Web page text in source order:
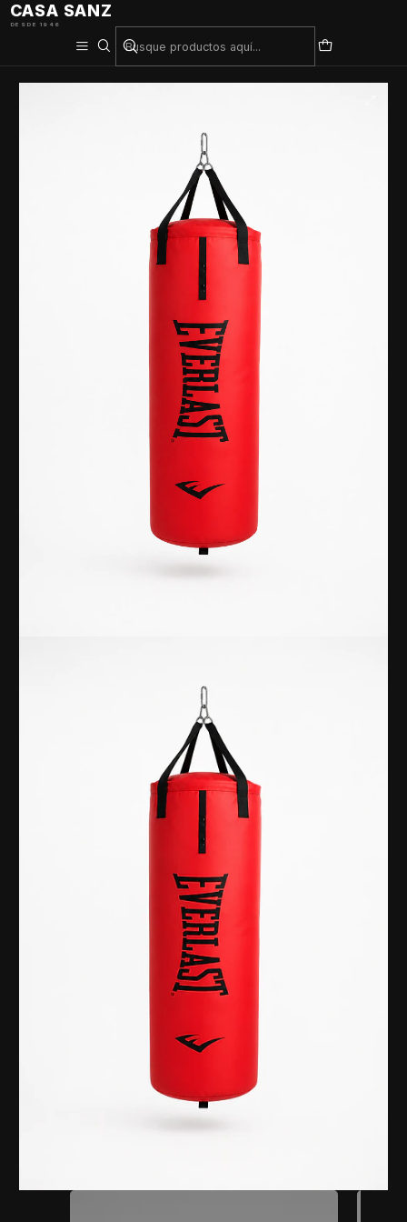
CASA SANZ
DESDE 1946
Inicio Deporte De Contacto bolsa everlast